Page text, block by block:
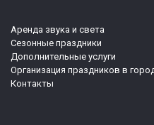
Аренда звука и света
Сезонные праздники
Дополнительные услуги
Организация праздников в
Контакты